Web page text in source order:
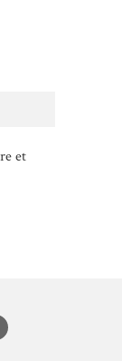
et